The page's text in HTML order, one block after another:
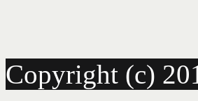
Copyright (c)